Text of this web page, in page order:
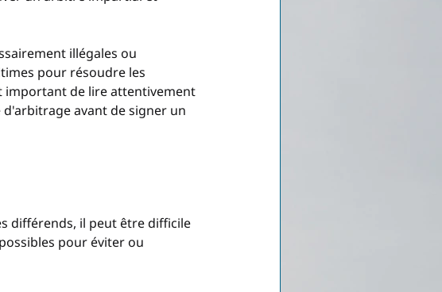
illégales ou
pour résoudre les
important de lire attentivement
avant de signer un
différends, il peut être difficile
pour éviter ou